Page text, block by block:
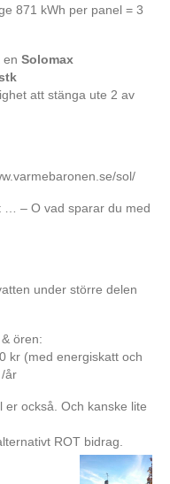
871 kWh per panel = 3
en Solomax
att stänga ute 2 av
sol/
… – O vad sparar du med
under större delen
ören:
kr (med energiskatt och
år
er också. Och kanske lite
ROT bidrag.